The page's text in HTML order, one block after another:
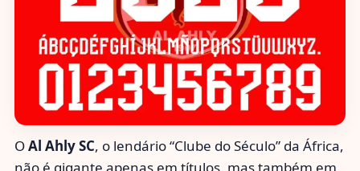
OAl Ahly SC, o lendário “Clube do Século” da África,